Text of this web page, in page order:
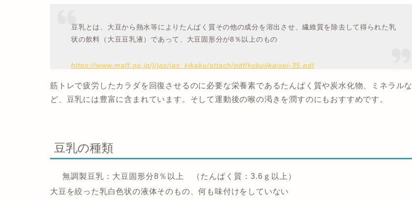
豆乳とは、大豆から熱水等によりたんぱく質その他の成分を溶出させ、繊維質を除去して得られた乳
状の飲料（大豆豆乳液）であって、大豆固形分が8％以上のもの
https://www.maff.go.jp/j/jas/jas_kikaku/attach/pdf/kokujikaisei-35.pdf
筋トレで疲労したカラダを回復させるのに必要な栄養素であるたんぱく質や炭水化物、ミネラルな
ど、豆乳には豊富に含まれています。そして運動後の喉の渇きを潤すのにもおすすめです。
豆乳の種類
無調製豆乳：大豆固形分8％以上 （たんぱく質：3.6ｇ以上）
大豆を絞った乳白色状の液体そのもの、何も味付けをしていない